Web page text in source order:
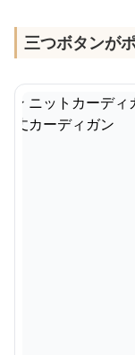
三つボタンが